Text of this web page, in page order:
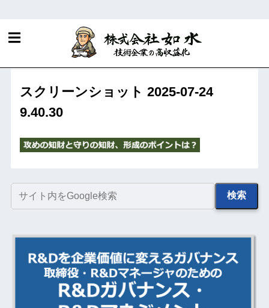
IPランドスケープによる技術・知財戦略の策定
をどのように進めるか？
スクリーンショット 2025-07-24
9.40.30
検索